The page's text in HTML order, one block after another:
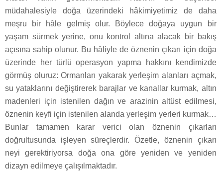
müdahalesiyle doğa üzerindeki hâkimiyetimiz de daha
meşru bir hâle gelmiş olur. Böylece doğaya uygun bir
yaşam sürmek yerine, onu kontrol altına alacak bir bakış
açısına sahip olunur. Bu hâliyle de öznenin çıkarı için doğa
üzerinde her türlü operasyon yapma hakkını kendimizde
görmüş oluruz: Ormanları yakarak yerleşim alanları açmak,
su yataklarını değiştirerek barajlar ve kanallar kurmak, altın
madenleri için istenilen dağın ve arazinin altüst edilmesi,
öznenin keyfi için istenilen alanda yerleşim yerleri kurmak…
Bunlar tamamen karar verici olan öznenin çıkarları
doğrultusunda işleyen süreçlerdir. Özetle, öznenin çıkarı
neyi gerektiriyorsa doğa ona göre yeniden ve yeniden
dizayn edilmeye çalışılmaktadır.